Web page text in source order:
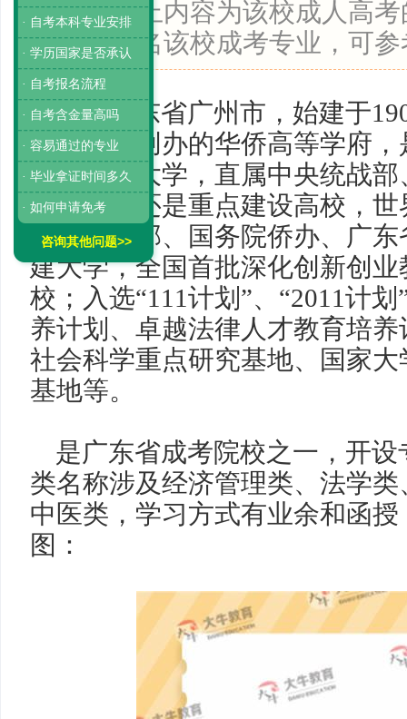
导读：以上内容为该校成人高
如果要报名该校成考专业，可
位于广东省广州市，始建于
所由国家创办的华侨高等学府
全国重点大学，直属中央统战
导。该校还是重点建设高校，
校，教育部、国务院侨办、广
建大学，全国首批深化创新创
校；入选“111计划”、“2011计划
养计划、卓越法律人才教育培
社会科学重点研究基地、国家
基地等。
是广东省成考院校之一，开
类名称涉及经济管理类、法学
中医类，学习方式有业余和函
图：
· 自考本科专业安排
· 学历国家是否承认
· 自考报名流程
· 自考含金量高吗
· 容易通过的专业
· 毕业拿证时间多久
· 如何申请免考
咨询其他问题>>